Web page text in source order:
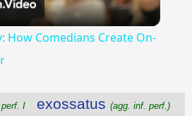
Video
How Comedians Create On-
I
exossatus (agg. inf. perf.)